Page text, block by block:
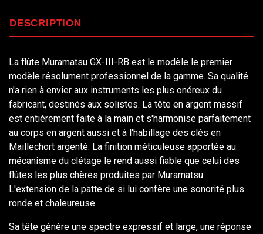
DESCRIPTION
La flûte Muramatsu GX-III-RB est le modèle le premier
modèle résolument professionnel de la gamme. Sa qualité
n'a rien à envier aux instruments les plus onéreux du
fabricant, destinés aux solistes. La tête en argent massif
est entièrement faite à la main et s'harmonise parfaitement
au corps en argent aussi et à l'habillage des clés en
Maillechort argenté. La finition méticuleuse apportée au
mécanisme du clétage le rend aussi fiable que celui des
flûtes les plus chères produites par Muramatsu.
L'extension de la patte de si lui confère une sonorité plus
ronde et chaleureuse.
Sa tête génère une spectre expressif et large, une réponse